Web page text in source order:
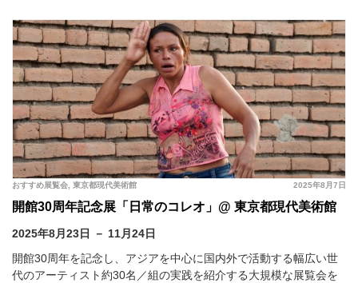
2025年8月7日
おすすめ展覧会 東京都現代美術館
開館30周年記念展「日常のコレオ」@ 東京都現代美術館
2025年8月23日 － 11月24日
開館30周年を記念し、アジアを中心に国内外で活動する幅広い世
代のアーティスト約30名／組の実践を紹介する大規模な展覧会を